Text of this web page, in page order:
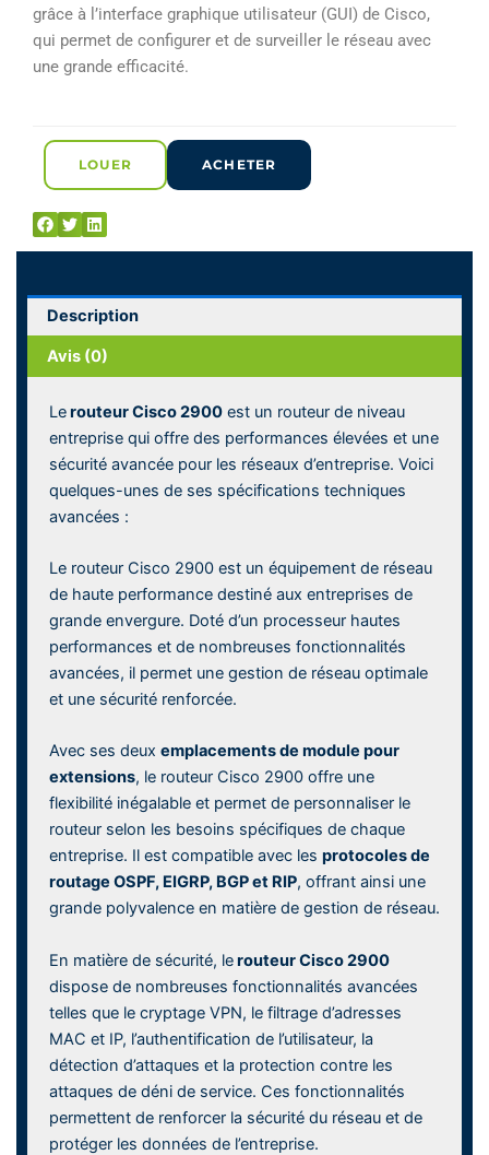
grâce à l’interface graphique utilisateur (GUI) de Cisco,
qui permet de configurer et de surveiller le réseau avec
une grande efficacité.
LOUER ACHETER
Description
Avis (0)
Lerouteur Cisco 2900 est un routeur de niveau
entreprise qui offre des performances élevées et une
sécurité avancée pour les réseaux d’entreprise. Voici
quelques-unes de ses spécifications techniques
avancées :
Le routeur Cisco 2900 est un équipement de réseau
de haute performance destiné aux entreprises de
grande envergure. Doté d’un processeur hautes
performances et de nombreuses fonctionnalités
avancées, il permet une gestion de réseau optimale
et une sécurité renforcée.
Avec ses deux emplacements de module pour
extensions, le routeur Cisco 2900 offre une
flexibilité inégalable et permet de personnaliser le
routeur selon les besoins spécifiques de chaque
entreprise. Il est compatible avec les protocoles de
routage OSPF, EIGRP, BGP et RIP, offrant ainsi une
grande polyvalence en matière de gestion de réseau.
En matière de sécurité, lerouteur Cisco 2900
dispose de nombreuses fonctionnalités avancées
telles que le cryptage VPN, le filtrage d’adresses
MAC et IP, l’authentification de l’utilisateur, la
détection d’attaques et la protection contre les
attaques de déni de service. Ces fonctionnalités
permettent de renforcer la sécurité du réseau et de
protéger les données de l’entreprise.